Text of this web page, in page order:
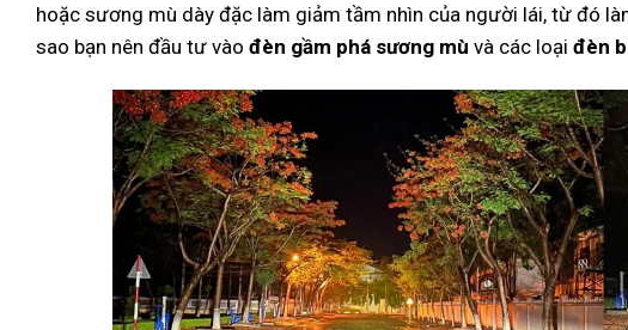
hoặc sương mù dày đặc làm giảm tầm nhìn của người lái, từ đó
sao bạn nên đầu tư vào đèn gầm phá sương mù và các loại đèn